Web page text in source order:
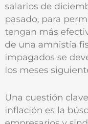
salarios de
pasado, para
tengan más
de una amnistía
impagados se
los meses
Una cuestión
inflación es la